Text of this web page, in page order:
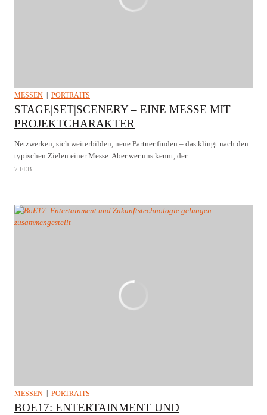
MESSEN PORTRAITS
STAGE|SET|SCENERY – EINE MESSE MIT
PROJEKTCHARAKTER
Netzwerken, sich weiterbilden, neue Partner finden – das klingt nach den
typischen Zielen einer Messe. Aber wer uns kennt, der...
7 FEB.
MESSEN PORTRAITS
BOE17: ENTERTAINMENT UND